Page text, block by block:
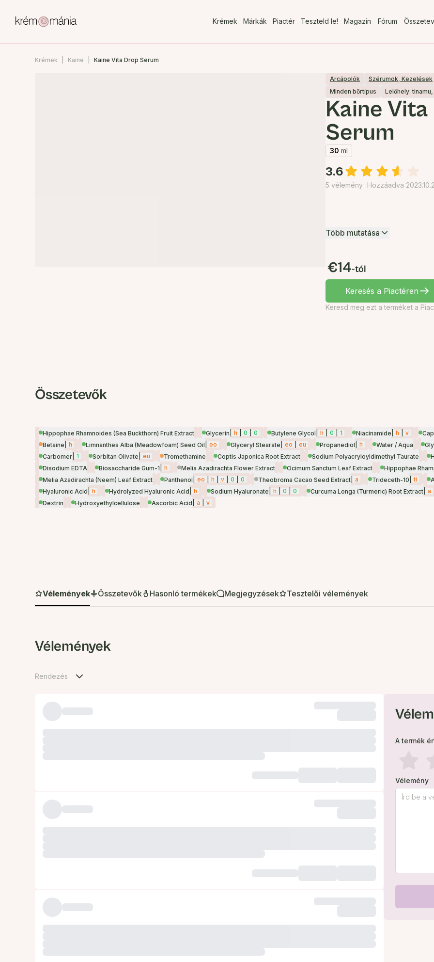
Krémek Márkák Piactér Teszteld le! Magazin Fórum
Krémek Kaine Kaine Vita Drop Serum
Arcápolók
Szérumok, Kezelések
Minden bőrtípus
Lelőhely:
Kaine
Serum
30 ml
3.6
5 vélemény Hozzáadva
Több mutatása
€14-tól
Keresés a Piactéren
Keresd meg ezt a terméket a
Összetevők
Hippophae Rhamnoides (Sea Buckthorn) Fruit Extract Glycerin h 0 0 Butylene Glycol h 0 1 Niacinamide h v
Betaine
h Limnanthes Alba (Meadowfoam) Seed Oil eo Glyceryl Stearate eo eu Propanediol h Water / Aqua
Carbomer 1 Sorbitan Olivate eu Tromethamine Coptis Japonica Root Extract Sodium Polyacryloyldimethyl Taurate
Disodium EDTA
Biosaccharide Gum-1 h Melia Azadirachta Flower Extract Ocimum Sanctum Leaf Extract Hippophae
Melia Azadirachta (Neem) Leaf Extract
Panthenol eo h v 0 0 Theobroma Cacao Seed Extract a Trideceth-10 ti
Hyaluronic Acid
h Hydrolyzed Hyaluronic Acid h Sodium Hyaluronate h 0 0 Curcuma Longa (Turmeric) Root Extract a
Dextrin
Hydroxyethylcellulose Ascorbic Acid a v
Vélemények Összetevők Hasonló termékek Megjegyzések Tesztelői vélemények
Vélemények
Rendezés
A termék
Vélemény